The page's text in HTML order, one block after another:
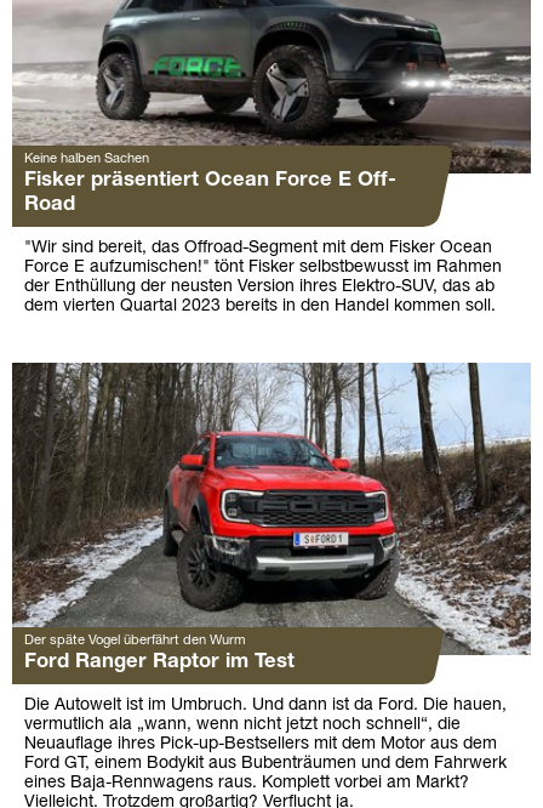
Keine halben Sachen
Fisker präsentiert Ocean Force E Off-
Road
"Wir sind bereit, das Offroad-Segment mit dem Fisker Ocean
Force E aufzumischen!" tönt Fisker selbstbewusst im Rahmen
der Enthüllung der neusten Version ihres Elektro-SUV, das ab
dem vierten Quartal 2023 bereits in den Handel kommen soll.
Der späte Vogel überfährt den Wurm
Ford Ranger Raptor im Test
Die Autowelt ist im Umbruch. Und dann ist da Ford. Die hauen,
vermutlich ala „wann, wenn nicht jetzt noch schnell“, die
Neuauflage ihres Pick-up-Bestsellers mit dem Motor aus dem
Ford GT, einem Bodykit aus Bubenträumen und dem Fahrwerk
eines Baja-Rennwagens raus. Komplett vorbei am Markt?
Vielleicht. Trotzdem großartig? Verflucht ja.